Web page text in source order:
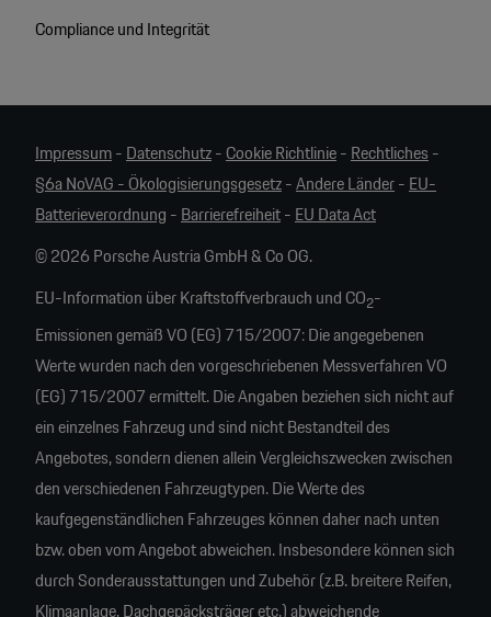
Compliance und Integrität
Impressum-Datenschutz-Cookie Richtlinie-Rechtliches-
§6a NoVAG - Ökologisierungsgesetz-Andere Länder-EU-
Batterieverordnung -Barrierefreiheit-EU Data Act
© 2026 Porsche Austria GmbH & Co OG.
EU-Information über Kraftstoffverbrauch und CO2-
Emissionen gemäß VO (EG) 715/2007: Die angegebenen
Werte wurden nach den vorgeschriebenen Messverfahren VO
(EG) 715/2007 ermittelt. Die Angaben beziehen sich nicht auf
ein einzelnes Fahrzeug und sind nicht Bestandteil des
Angebotes, sondern dienen allein Vergleichszwecken zwischen
den verschiedenen Fahrzeugtypen. Die Werte des
kaufgegenständlichen Fahrzeuges können daher nach unten
bzw. oben vom Angebot abweichen. Insbesondere können sich
durch Sonderausstattungen und Zubehör (z.B. breitere Reifen,
Klimaanlage, Dachgepäcksträger etc.) abweichende